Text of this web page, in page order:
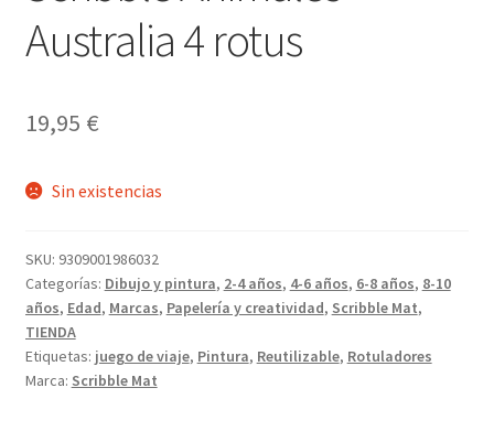
Australia 4 rotus
19,95 €
Sin existencias
SKU: 9309001986032
Categorías: Dibujo y pintura, 2-4 años, 4-6 años, 6-8 años, 8-10
años, Edad, Marcas, Papelería y creatividad, Scribble Mat,
TIENDA
Etiquetas: juego de viaje, Pintura, Reutilizable, Rotuladores
Marca: Scribble Mat